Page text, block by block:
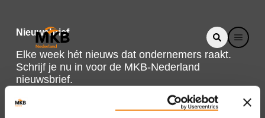
Nieuwsbrief
Elke week hét nieuws dat ondernemers raakt.
Schrijf je nu in voor de MKB-Nederland
nieuwsbrief.